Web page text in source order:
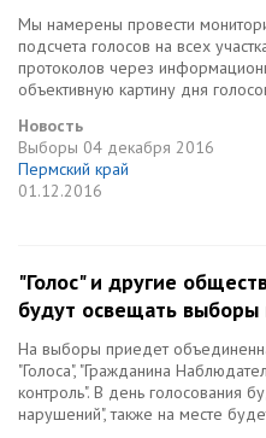
Мы намерены провести
подсчета голосов на всех
протоколов через
объективную картину дня
Новость
Выборы 04 декабря 2016
Пермский край
01.12.2016
"Голос" и другие
будут освещать выборы
На выборы приедет
"Голоса", "Гражданина
контроль". В день голосования
нарушений", также на месте